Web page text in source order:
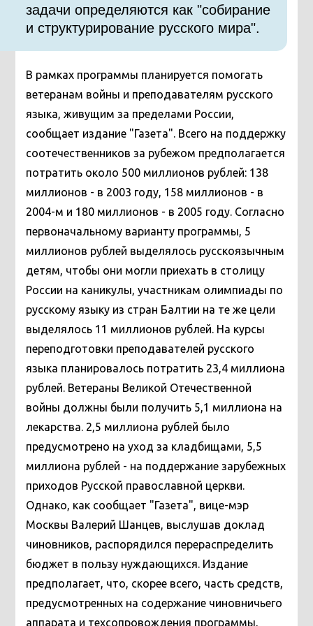
задачи определяются как "собирание
и структурирование русского мира".
В рамках программы планируется помогать
ветеранам войны и преподавателям русского
языка, живущим за пределами России,
сообщает издание "Газета". Всего на поддержку
соотечественников за рубежом предполагается
потратить около 500 миллионов рублей: 138
миллионов - в 2003 году, 158 миллионов - в
2004-м и 180 миллионов - в 2005 году. Согласно
первоначальному варианту программы, 5
миллионов рублей выделялось русскоязычным
детям, чтобы они могли приехать в столицу
России на каникулы, участникам олимпиады по
русскому языку из стран Балтии на те же цели
выделялось 11 миллионов рублей. На курсы
переподготовки преподавателей русского
языка планировалось потратить 23,4 миллиона
рублей. Ветераны Великой Отечественной
войны должны были получить 5,1 миллиона на
лекарства. 2,5 миллиона рублей было
предусмотрено на уход за кладбищами, 5,5
миллиона рублей - на поддержание зарубежных
приходов Русской православной церкви.
Однако, как сообщает "Газета", вице-мэр
Москвы Валерий Шанцев, выслушав доклад
чиновников, распорядился перераспределить
бюджет в пользу нуждающихся. Издание
предполагает, что, скорее всего, часть средств,
предусмотренных на содержание чиновничьего
аппарата и техсопровождения программы,